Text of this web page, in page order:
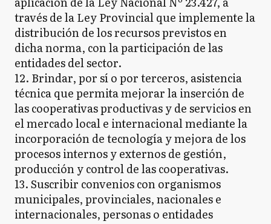
través de la Ley Provincial que implemente la
distribución de los recursos previstos en
dicha norma, con la participación de las
entidades del sector.
12. Brindar, por sí o por terceros, asistencia
técnica que permita mejorar la inserción de
las cooperativas productivas y de servicios en
el mercado local e internacional mediante la
incorporación de tecnología y mejora de los
procesos internos y externos de gestión,
producción y control de las cooperativas.
13. Suscribir convenios con organismos
municipales, provinciales, nacionales e
internacionales, personas o entidades